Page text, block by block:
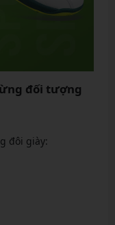
đối tượng
đôi giày: